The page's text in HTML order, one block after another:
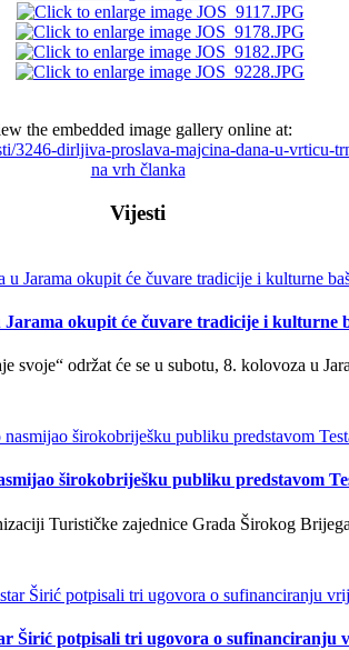
the embedded image gallery online at:
3246-dirljiva-proslava-majcina-dana-u-vrticu-
na vrh članka
Vijesti
okupit će čuvare tradicije i kulturne
svoje“ održat će se u subotu, 8. kolovoza u
širokobriješku publiku predstavom
Turističke zajednice Grada Širokog
Širić potpisali tri ugovora o sufinanciranju